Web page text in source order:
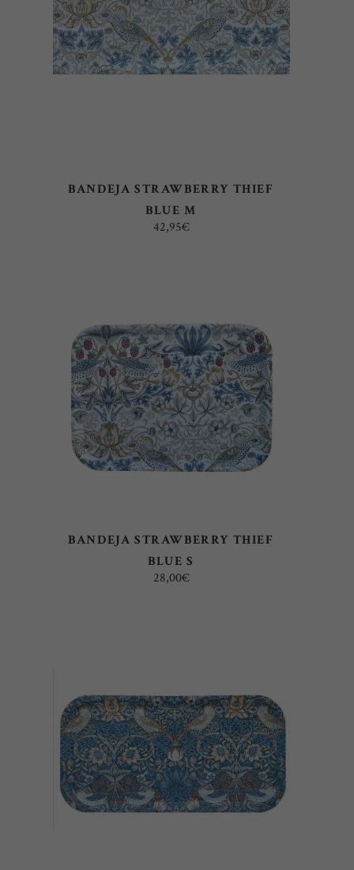
BANDEJA STRAWBERRY THIEF
BLUE M
42,95€
AÑADIR AL CARRITO
BANDEJA STRAWBERRY THIEF
BLUE S
28,00€
AÑADIR AL CARRITO